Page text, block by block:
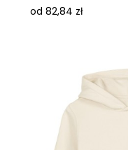
od 82,84 zł